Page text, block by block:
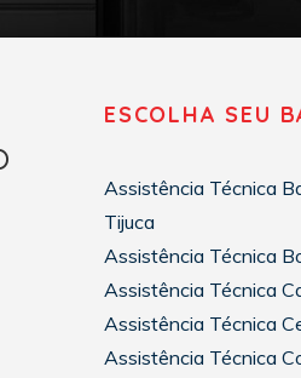
ESCOLHA SEU
Assistência Técnica
Tijuca
Assistência Técnica
Assistência Técnica
Assistência Técnica
Assistência Técnica